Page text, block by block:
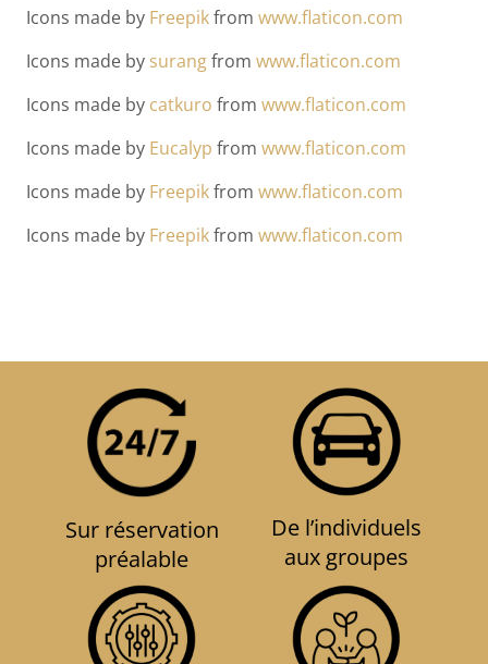
Icons made by Freepikfrom www.flaticon.com
Icons made by surangfrom www.flaticon.com
Icons made by catkuro from www.flaticon.com
Icons made by Eucalyp from www.flaticon.com
Icons made by Freepikfrom www.flaticon.com
Icons made by Freepikfrom www.flaticon.com
Sur réservation
préalable
De l’individuels
aux groupes